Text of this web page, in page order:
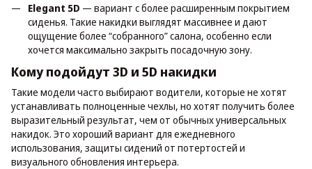
Elegant 5D — вариант с более расширенным покрытием
сиденья. Такие накидки выглядят массивнее и дают
ощущение более “собранного” салона, особенно если
хочется максимально закрыть посадочную зону.
Кому подойдут 3D и 5D накидки
Такие модели часто выбирают водители, которые не хотят
устанавливать полноценные чехлы, но хотят получить более
выразительный результат, чем от обычных универсальных
накидок. Это хороший вариант для ежедневного
использования, защиты сидений от потертостей и
визуального обновления интерьера.